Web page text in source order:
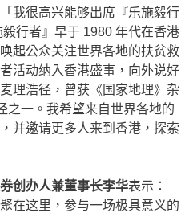
我很高兴能够出席『乐施毅行
行者』早于 1980 年代在香港
起公众关注世界各地的扶贫救
活动纳入香港盛事，向外说好
理浩径，曾获《国家地理》杂
之一。我希望来自世界各地的
并邀请更多人来到香港，探索
创办人兼董事长李华表示：
在这里，参与一场极具意义的